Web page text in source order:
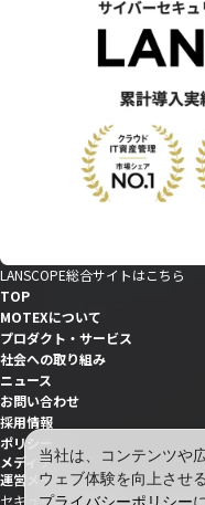
LANSCOPE総合サイトはこちら
TOP
MOTEXについて
プロダクト・サービス
社会への取り組み
ニュース
お問い合わせ
採用情報
ポリシー
メディア
運営メディア
セキュリティ情報サイト「wiz
当社は、コンテンツや
ウェブ体験を向上させ
プライバシーポリシー